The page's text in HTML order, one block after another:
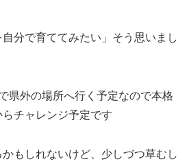
自分で育ててみたい」そう思いまし
県外の場所へ行く予定なので本格
チャレンジ予定です
もしれないけど、少しづつ草むし